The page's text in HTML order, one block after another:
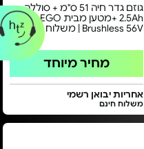
גוזם גדר חיה 51 ס"מ + סוללה
2.5Ah +מטען מבית EGO - דגם
Brushless 56V | משלוח חינם
מחיר מיוחד
אחריות יבואן רשמי
משלוח חינם